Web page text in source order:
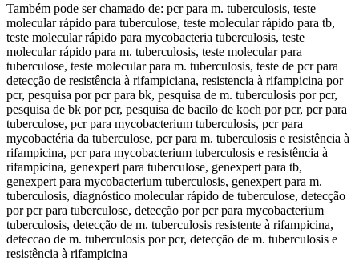
Também pode ser chamado de: pcr para m. tuberculosis, teste
molecular rápido para tuberculose, teste molecular rápido para tb,
teste molecular rápido para mycobacteria tuberculosis, teste
molecular rápido para m. tuberculosis, teste molecular para
tuberculose, teste molecular para m. tuberculosis, teste de pcr para
detecção de resistência à rifampiciana, resistencia à rifampicina por
pcr, pesquisa por pcr para bk, pesquisa de m. tuberculosis por pcr,
pesquisa de bk por pcr, pesquisa de bacilo de koch por pcr, pcr para
tuberculose, pcr para mycobacterium tuberculosis, pcr para
mycobactéria da tuberculose, pcr para m. tuberculosis e resistência à
rifampicina, pcr para mycobacterium tuberculosis e resistência à
rifampicina, genexpert para tuberculose, genexpert para tb,
genexpert para mycobacterium tuberculosis, genexpert para m.
tuberculosis, diagnóstico molecular rápido de tuberculose, detecção
por pcr para tuberculose, detecção por pcr para mycobacterium
tuberculosis, detecção de m. tuberculosis resistente à rifampicina,
deteccao de m. tuberculosis por pcr, detecção de m. tuberculosis e
resistência à rifampicina